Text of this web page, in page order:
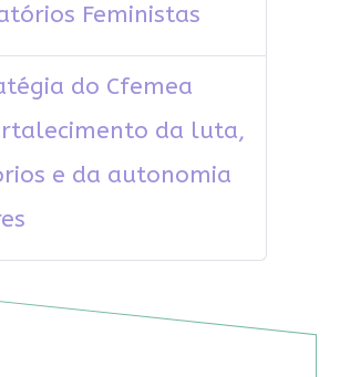
Feministas
do Cfemea
da luta,
e da autonomia